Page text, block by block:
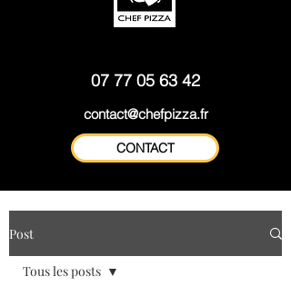
07 77 05 63 42
contact@chefpizza.fr
CONTACT
Post
Tous les posts